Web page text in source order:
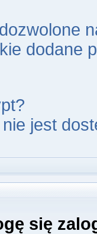
dodane
jest
się